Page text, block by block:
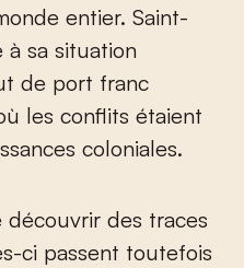
entier. Saint-
à sa situation
de port franc
les conflits étaient
coloniales.
découvrir des traces
ci passent toutefois